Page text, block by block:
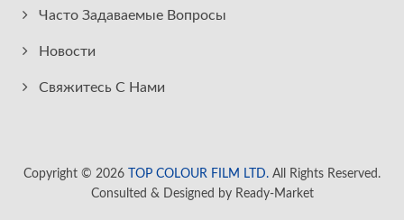
Часто Задаваемые Вопросы
Новости
Свяжитесь С Нами
Copyright © 2026 TOP COLOUR FILM LTD. All Rights Reserved.
Consulted & Designed by Ready-Market